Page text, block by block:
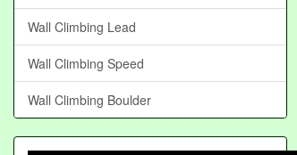
Wall Climbing Lead
Wall Climbing Speed
Wall Climbing Boulder